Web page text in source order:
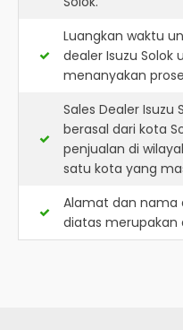
Luangkan waktu
dealer Isuzu
menanyakan
Sales Dealer Isuzu
berasal dari kota
penjualan di
satu kota yang
Alamat dan nama
diatas merupakan